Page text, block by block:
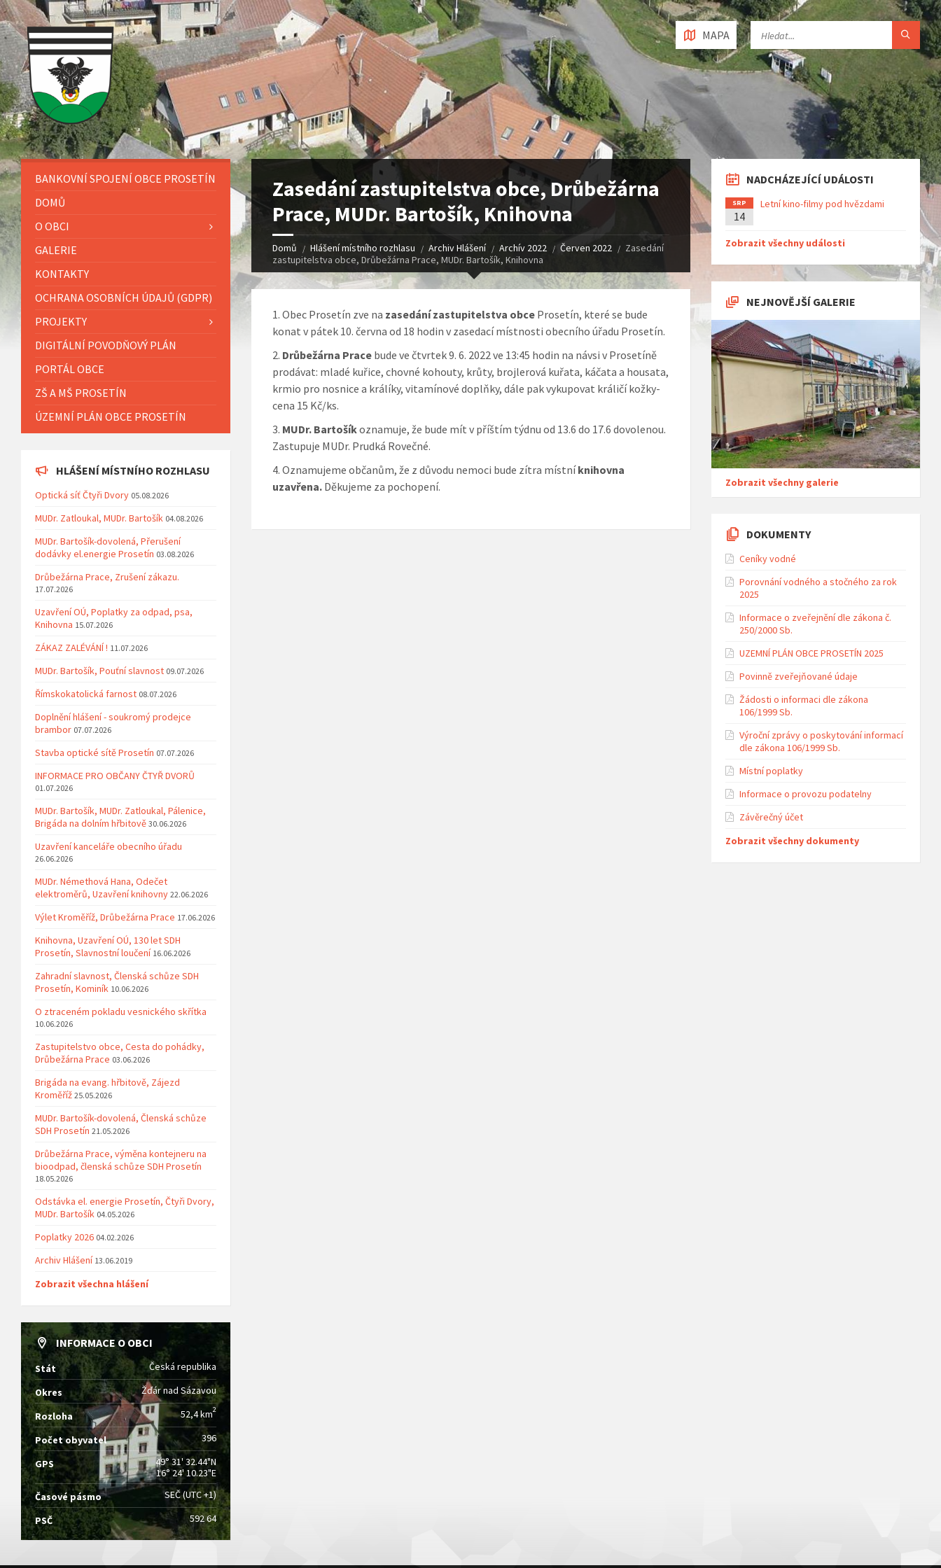
MAPA
Zasedání zastupitelstva obce, Drůbežárna
Prace, MUDr. Bartošík, Knihovna
Domů Hlášení místního rozhlasu Archiv Hlášení Archív 2022 Červen 2022
Zasedání
zastupitelstva obce, Drůbežárna Prace, MUDr. Bartošík, Knihovna
Obec Prosetín zve na zasedání zastupitelstva obceProsetín, které se bude
konat v pátek 10. června od 18 hodin v zasedací místnosti obecního úřadu Prosetín.
Drůbežárna Pracebude ve čtvrtek 9. 6. 2022 ve 13:45 hodin na návsi v Prosetíně
prodávat: mladé kuřice, chovné kohouty, krůty, brojlerová kuřata, káčata a housata,
krmio pro nosnice a králíky, vitamínové doplňky, dále pak vykupovat králičí kožky-
cena 15 Kč/ks.
MUDr. Bartošíkoznamuje, že bude mít v příštím týdnu od 13.6 do 17.6 dovolenou.
Zastupuje MUDr. Prudká Rovečné.
Oznamujeme občanům, že z důvodu nemoci bude zítra místníknihovna
uzavřena.Děkujeme za pochopení.
BANKOVNÍ SPOJENÍ OBCE PROSETÍN
DOMŮ
O OBCI
GALERIE
KONTAKTY
OCHRANA OSOBNÍCH ÚDAJŮ (GDPR)
PROJEKTY
DIGITÁLNÍ POVODŇOVÝ PLÁN
PORTÁL OBCE
ZŠ A MŠ PROSETÍN
ÚZEMNÍ PLÁN OBCE PROSETÍN
HLÁŠENÍ MÍSTNÍHO ROZHLASU
Optická síť Čtyři Dvory 05.08.2026
MUDr. Zatloukal, MUDr. Bartošík 04.08.2026
MUDr. Bartošík-dovolená, Přerušení
dodávky el.energie Prosetín 03.08.2026
Drůbežárna Prace, Zrušení zákazu.
17.07.2026
Uzavření OÚ, Poplatky za odpad, psa,
Knihovna 15.07.2026
ZÁKAZ ZALÉVÁNÍ ! 11.07.2026
MUDr. Bartošík, Pouťní slavnost 09.07.2026
Římskokatolická farnost 08.07.2026
Doplnění hlášení - soukromý prodejce
brambor 07.07.2026
Stavba optické sítě Prosetín 07.07.2026
INFORMACE PRO OBČANY ČTYŘ DVORŮ
01.07.2026
MUDr. Bartošík, MUDr. Zatloukal, Pálenice,
Brigáda na dolním hřbitově 30.06.2026
Uzavření kanceláře obecního úřadu
26.06.2026
MUDr. Némethová Hana, Odečet
elektroměrů, Uzavření knihovny 22.06.2026
Výlet Kroměříž, Drůbežárna Prace 17.06.2026
Knihovna, Uzavření OÚ, 130 let SDH
Prosetín, Slavnostní loučení 16.06.2026
Zahradní slavnost, Členská schůze SDH
Prosetín, Kominík 10.06.2026
O ztraceném pokladu vesnického skřítka
10.06.2026
Zastupitelstvo obce, Cesta do pohádky,
Drůbežárna Prace 03.06.2026
Brigáda na evang. hřbitově, Zájezd
Kroměříž 25.05.2026
MUDr. Bartošík-dovolená, Členská schůze
SDH Prosetín 21.05.2026
Drůbežárna Prace, výměna kontejneru na
bioodpad, členská schůze SDH Prosetín
18.05.2026
Odstávka el. energie Prosetín, Čtyři Dvory,
MUDr. Bartošík 04.05.2026
Poplatky 2026 04.02.2026
Archiv Hlášení 13.06.2019
Zobrazit všechna hlášení
INFORMACE O OBCI
Stát Česká republika
Okres Žďár nad Sázavou
Rozloha 52,4 km2
Počet obyvatel 396
GPS
49° 31' 32.44"N
16° 24' 10.23"E
Časové pásmo
SEČ (UTC +1)
PSČ 592 64
NADCHÁZEJÍCÍ UDÁLOSTI
SRP
14
Letní kino-filmy pod hvězdami
Zobrazit všechny události
NEJNOVĚJŠÍ GALERIE
Zobrazit všechny galerie
DOKUMENTY
Ceníky vodné
Porovnání vodného a stočného za rok
2025
Informace o zveřejnění dle zákona č.
250/2000 Sb.
UZEMNÍ PLÁN OBCE PROSETÍN 2025
Povinně zveřejňované údaje
Žádosti o informaci dle zákona
106/1999 Sb.
Výroční zprávy o poskytování informací
dle zákona 106/1999 Sb.
Místní poplatky
Informace o provozu podatelny
Závěrečný účet
Zobrazit všechny dokumenty